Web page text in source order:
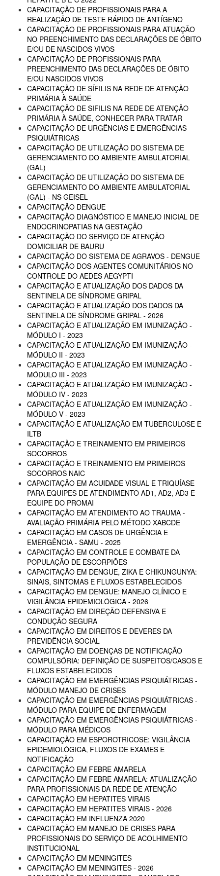
CAPACITAÇÃO DE PROFISSIONAIS PARA A
REALIZAÇÃO DE TESTE RÁPIDO DE ANTÍGENO
CAPACITAÇÃO DE PROFISSIONAIS PARA ATUAÇÃO
NO PREENCHIMENTO DAS DECLARAÇÕES DE ÓBITO
E/OU DE NASCIDOS VIVOS
CAPACITAÇÃO DE PROFISSIONAIS PARA
PREENCHIMENTO DAS DECLARAÇÕES DE ÓBITO
E/OU NASCIDOS VIVOS
CAPACITAÇÃO DE SÍFILIS NA REDE DE ATENÇÃO
PRIMÁRIA À SAÚDE
CAPACITAÇÃO DE SIFILIS NA REDE DE ATENÇÃO
PRIMÁRIA À SAÚDE, CONHECER PARA TRATAR
CAPACITAÇÃO DE URGÊNCIAS E EMERGÊNCIAS
PSIQUIÁTRICAS
CAPACITAÇÃO DE UTILIZAÇÃO DO SISTEMA DE
GERENCIAMENTO DO AMBIENTE AMBULATORIAL
(GAL)
CAPACITAÇÃO DE UTILIZAÇÃO DO SISTEMA DE
GERENCIAMENTO DO AMBIENTE AMBULATORIAL
(GAL) - NS GEISEL
CAPACITAÇÃO DENGUE
CAPACITAÇÃO DIAGNÓSTICO E MANEJO INICIAL DE
ENDOCRINOPATIAS NA GESTAÇÃO
CAPACITAÇÃO DO SERVIÇO DE ATENÇÃO
DOMICILIAR DE BAURU
CAPACITAÇÃO DO SISTEMA DE AGRAVOS - DENGUE
CAPACITAÇÃO DOS AGENTES COMUNITÁRIOS NO
CONTROLE DO AEDES AEGYPTI
CAPACITAÇÃO E ATUALIZAÇÃO DOS DADOS DA
SENTINELA DE SÍNDROME GRIPAL
CAPACITAÇÃO E ATUALIZAÇÃO DOS DADOS DA
SENTINELA DE SÍNDROME GRIPAL - 2026
CAPACITAÇÃO E ATUALIZAÇÃO EM IMUNIZAÇÃO -
MÓDULO I - 2023
CAPACITAÇÃO E ATUALIZAÇÃO EM IMUNIZAÇÃO -
MÓDULO II - 2023
CAPACITAÇÃO E ATUALIZAÇÃO EM IMUNIZAÇÃO -
MÓDULO III - 2023
CAPACITAÇÃO E ATUALIZAÇÃO EM IMUNIZAÇÃO -
MÓDULO IV - 2023
CAPACITAÇÃO E ATUALIZAÇÃO EM IMUNIZAÇÃO -
MÓDULO V - 2023
CAPACITAÇÃO E ATUALIZAÇÃO EM TUBERCULOSE E
ILTB
CAPACITAÇÃO E TREINAMENTO EM PRIMEIROS
SOCORROS
CAPACITAÇÃO E TREINAMENTO EM PRIMEIROS
SOCORROS NAIC
CAPACITAÇÃO EM ACUIDADE VISUAL E TRIQUÍASE
PARA EQUIPES DE ATENDIMENTO AD1, AD2, AD3 E
EQUIPE DO PROMAI
CAPACITAÇÃO EM ATENDIMENTO AO TRAUMA -
AVALIAÇÃO PRIMÁRIA PELO MÉTODO XABCDE
CAPACITAÇÃO EM CASOS DE URGÊNCIA E
EMERGÊNCIA - SAMU - 2025
CAPACITAÇÃO EM CONTROLE E COMBATE DA
POPULAÇÃO DE ESCORPIÕES
CAPACITAÇÃO EM DENGUE, ZIKA E CHIKUNGUNYA:
SINAIS, SINTOMAS E FLUXOS ESTABELECIDOS
CAPACITAÇÃO EM DENGUE: MANEJO CLÍNICO E
VIGILÂNCIA EPIDEMIOLÓGICA - 2026
CAPACITAÇÃO EM DIREÇÃO DEFENSIVA E
CONDUÇÃO SEGURA
CAPACITAÇÃO EM DIREITOS E DEVERES DA
PREVIDÊNCIA SOCIAL
CAPACITAÇÃO EM DOENÇAS DE NOTIFICAÇÃO
COMPULSÓRIA: DEFINIÇÃO DE SUSPEITOS/CASOS E
FLUXOS ESTABELECIDOS
CAPACITAÇÃO EM EMERGÊNCIAS PSIQUIÁTRICAS -
MÓDULO MANEJO DE CRISES
CAPACITAÇÃO EM EMERGÊNCIAS PSIQUIÁTRICAS -
MÓDULO PARA EQUIPE DE ENFERMAGEM
CAPACITAÇÃO EM EMERGÊNCIAS PSIQUIÁTRICAS -
MÓDULO PARA MÉDICOS
CAPACITAÇÃO EM ESPOROTRICOSE: VIGILÂNCIA
EPIDEMIOLÓGICA, FLUXOS DE EXAMES E
NOTIFICAÇÃO
CAPACITAÇÃO EM FEBRE AMARELA
CAPACITAÇÃO EM FEBRE AMARELA: ATUALIZAÇÃO
PARA PROFISSIONAIS DA REDE DE ATENÇÃO
CAPACITAÇÃO EM HEPATITES VIRAIS
CAPACITAÇÃO EM HEPATITES VIRAIS - 2026
CAPACITAÇÃO EM INFLUENZA 2020
CAPACITAÇÃO EM MANEJO DE CRISES PARA
PROFISSIONAIS DO SERVIÇO DE ACOLHIMENTO
INSTITUCIONAL
CAPACITAÇÃO EM MENINGITES
CAPACITAÇÃO EM MENINGITES - 2026